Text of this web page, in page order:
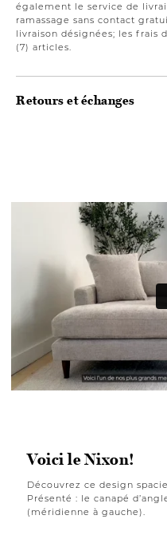
également le service de
ramassage sans contact
livraison désignées; les frais
(7) articles.
Retours et échanges
Voici le Nixon!
Découvrez ce design
Présenté : le canapé
(méridienne à gauche).